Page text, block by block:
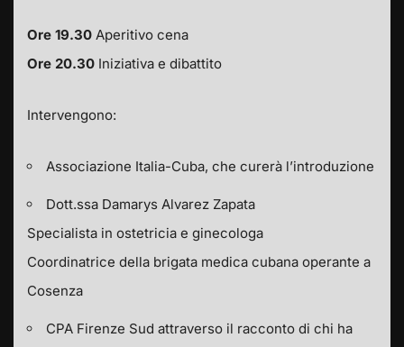
Ore 19.30 Aperitivo cena
Ore 20.30 Iniziativa e dibattito
Intervengono:
Associazione Italia-Cuba, che curerà l’introduzione
Dott.ssa Damarys Alvarez Zapata
Specialista in ostetricia e ginecologa
Coordinatrice della brigata medica cubana operante a
Cosenza
CPA Firenze Sud attraverso il racconto di chi ha